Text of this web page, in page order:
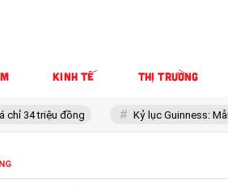
KINH TẾ THỊ TRƯỜNG
Kỷ lục Guinness: Mẫu xe Nhật đi được